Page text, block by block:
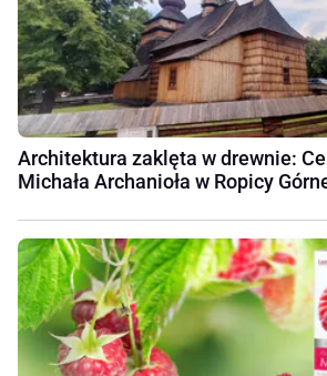
Architektura zaklęta w drewnie:
Michała Archanioła w Ropicy